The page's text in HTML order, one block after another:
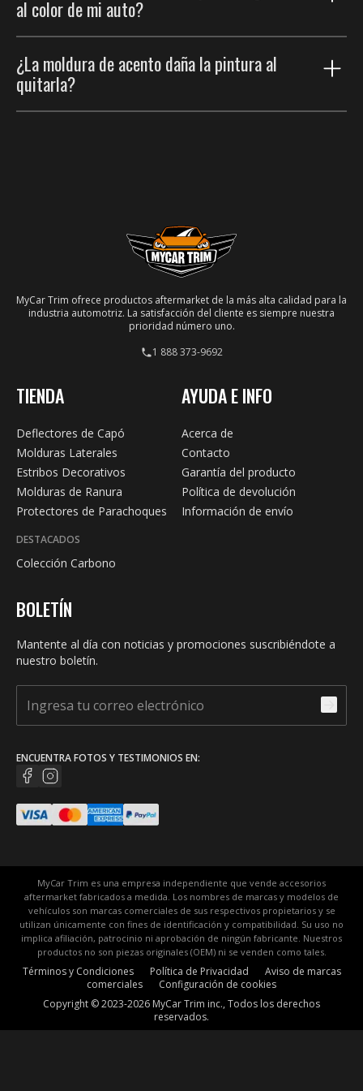
molduras laterales son tiras más anchas que
protegen las puertas. Muchos clientes usan ambas.
al color de mi auto?
aspecto de fábrica perfectamente integrado.
¿La moldura de acento daña la pintura al
quitarla?
MyCar Trim ofrece productos aftermarket de la más alta calidad para la
industria automotriz. La satisfacción del cliente es siempre nuestra
prioridad número uno.
1 888 373-9692
TIENDA
Deflectores de Capó
Molduras Laterales
Estribos Decorativos
Molduras de Ranura
Protectores de Parachoques
DESTACADOS
Colección Carbono
AYUDA E INFO
Acerca de
Contacto
Garantía del producto
Política de devolución
Información de envío
BOLETÍN
Mantente al día con noticias y promociones suscribiéndote a
nuestro boletín.
ENCUENTRA FOTOS Y TESTIMONIOS EN:
MyCar Trim es una empresa independiente que vende accesorios
aftermarket fabricados a medida. Los nombres de marcas y modelos de
vehículos son marcas comerciales de sus respectivos propietarios y se
utilizan únicamente con fines de identificación y compatibilidad. Su uso no
implica afiliación, patrocinio ni aprobación de ningún fabricante. Nuestros
productos no son piezas originales (OEM) ni se venden como tales.
Términos y Condiciones Política de Privacidad
Aviso de marcas
comerciales
Configuración de cookies
Copyright © 2023-2026 MyCar Trim inc., Todos los derechos
reservados.